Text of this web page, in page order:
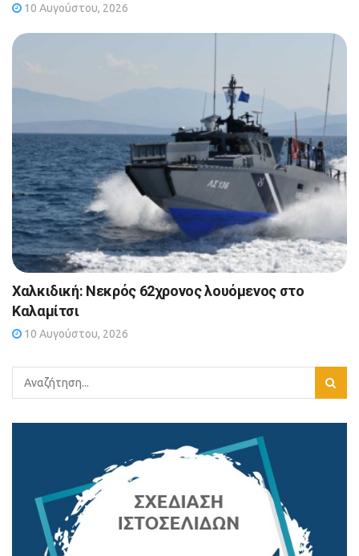
10 Αυγούστου, 2026
Χαλκιδική: Νεκρός 62χρονος λουόμενος στο
Καλαμίτσι
10 Αυγούστου, 2026